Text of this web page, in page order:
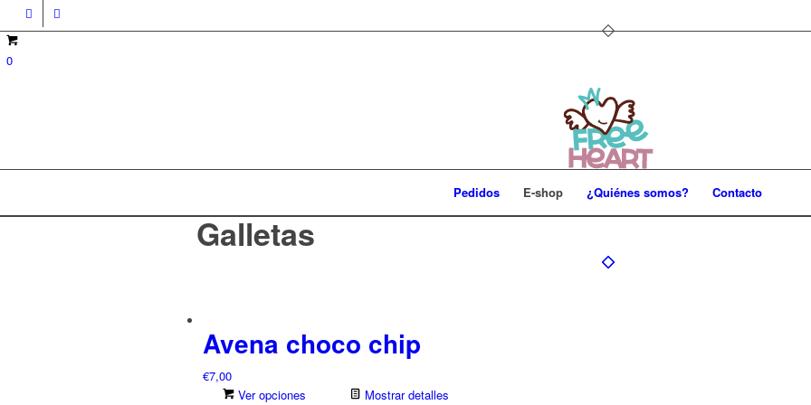
0
Pedidos E-shop ¿Quiénes somos? Contacto
Galletas
Avena choco chip
€7,00
Ver opciones
Mostrar detalles